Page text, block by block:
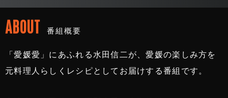
ABOUT 番組概要
「愛媛愛」にあふれる水田信二が、愛媛の楽しみ方を
元料理人らしくレシピとしてお届けする番組です。